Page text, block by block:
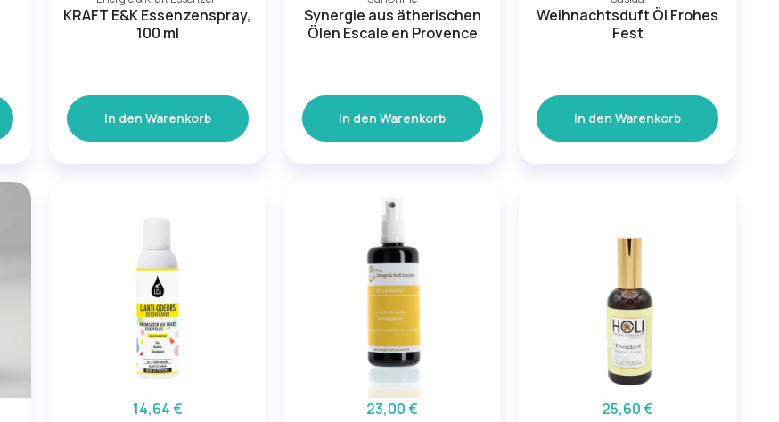
KRAFT E&K Essenzenspray,
100 ml
In den Warenkorb
Synergie aus ätherischen
Ölen Escale en Provence
In den Warenkorb
Weihnachtsduft Öl Frohes
Fest
In den Warenkorb
14,64 € 23,00 € 25,60 €